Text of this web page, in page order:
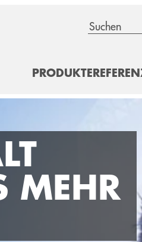
PRODUKTE
MEHR